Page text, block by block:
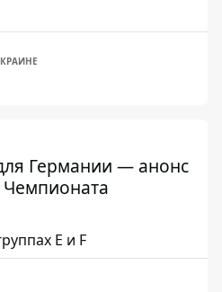
Германии — анонс
Е и F